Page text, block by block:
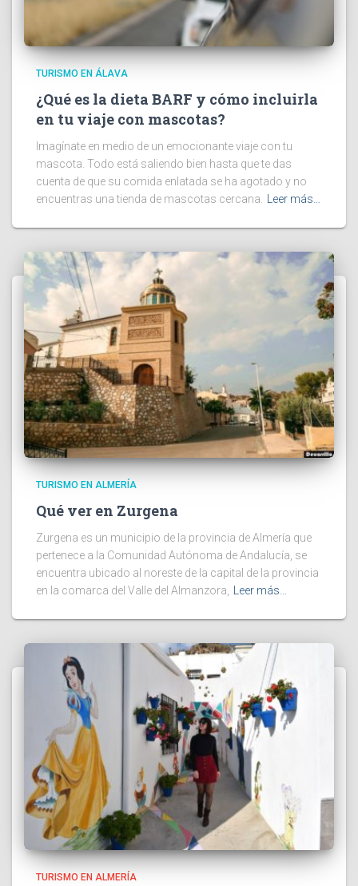
TURISMO EN ÁLAVA
¿Qué es la dieta BARF y cómo incluirla
en tu viaje con mascotas?
Imagínate en medio de un emocionante viaje con tu
mascota. Todo está saliendo bien hasta que te das
cuenta de que su comida enlatada se ha agotado y no
encuentras una tienda de mascotas cercana.
Leer más…
TURISMO EN ALMERÍA
Qué ver en Zurgena
Zurgena es un municipio de la provincia de Almería que
pertenece a la Comunidad Autónoma de Andalucía, se
encuentra ubicado al noreste de la capital de la provincia
en la comarca del Valle del Almanzora, Leer más…
TURISMO EN ALMERÍA